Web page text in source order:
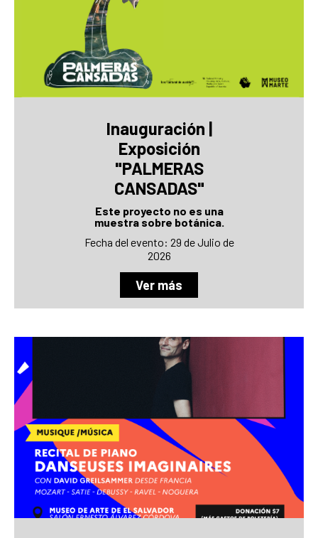
Inauguración |
Exposición
"PALMERAS
CANSADAS"
Este proyecto no es una
muestra sobre botánica.
Fecha del evento: 29 de Julio de
2026
Ver más